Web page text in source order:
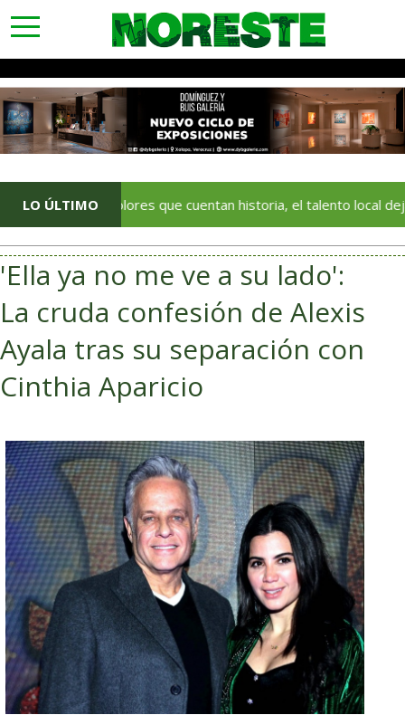
toggle
navigation
LO ÚLTIMO
Con colores que cuentan historia, el talento local deja huella
'Ella ya no me ve a su lado':
La cruda confesión de Alexis
Ayala tras su separación con
Cinthia Aparicio